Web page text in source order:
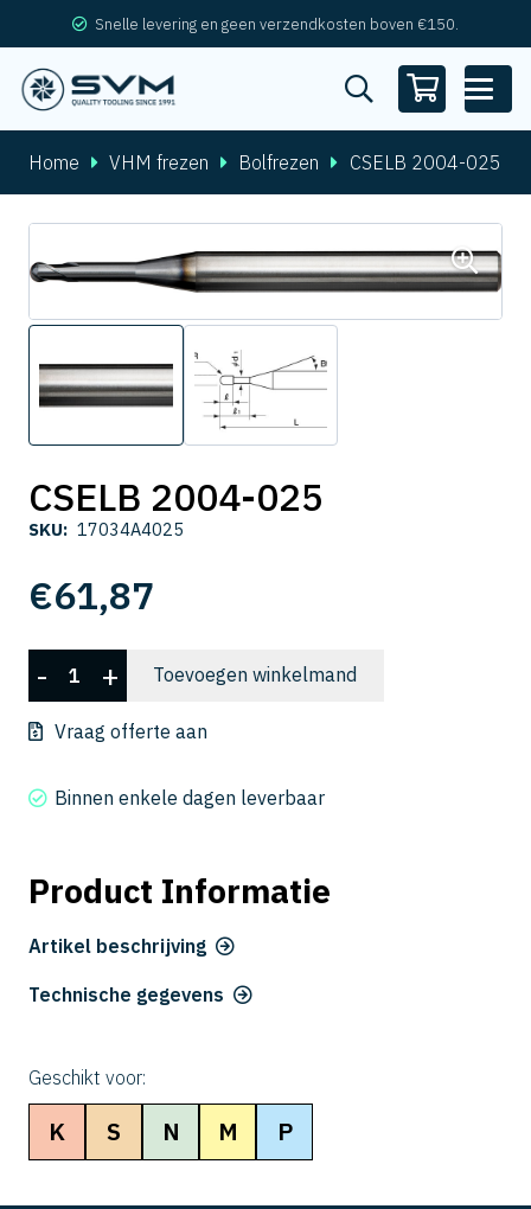
Snelle levering en geen verzendkosten boven €150.
Home VHM frezen Bolfrezen CSELB 2004-025
CSELB 2004-025
SKU: 17034A4025
€61,87
CSELB
2004-
025
- + Toevoegen winkelmand
Vraag offerte aan
Binnen enkele dagen leverbaar
Product Informatie
Artikel beschrijving
Technische gegevens
Geschikt voor:
K S N M P